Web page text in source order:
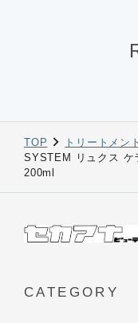
TOP
トリートメント
SYSTEM リュクス ケ
200ml
CATEGORY